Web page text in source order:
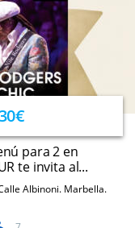
para 2 en
te invita al...
Albinoni. Marbella.